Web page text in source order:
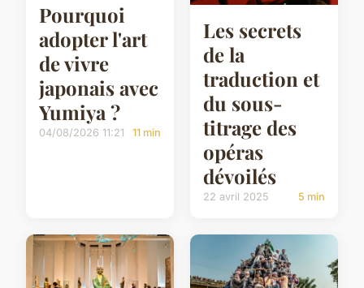
Pourquoi
adopter l'art
de vivre
japonais avec
Yumiya ?
04/08/2026 11:21 11 min
Les secrets
de la
traduction et
du sous-
titrage des
opéras
dévoilés
22 avril 2025 5 min